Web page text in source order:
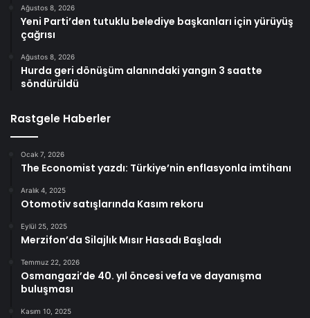
Ağustos 8, 2026
Yeni Parti’den tutuklu belediye başkanları için yürüyüş
çağrısı
Ağustos 8, 2026
Hurda geri dönüşüm alanındaki yangın 3 saatte
söndürüldü
Rastgele Haberler
Ocak 7, 2026
The Economist yazdı: Türkiye’nin enflasyonla imtihanı
Aralık 4, 2025
Otomotiv satışlarında Kasım rekoru
Eylül 25, 2025
Merzifon’da Silajlık Mısır Hasadı Başladı
Temmuz 22, 2026
Osmangazi’de 40. yıl öncesi vefa ve dayanışma
buluşması
Kasım 10, 2025